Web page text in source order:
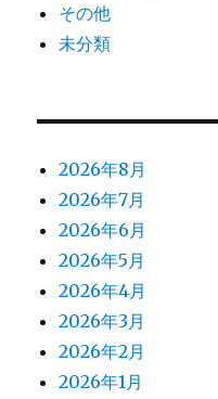
その他
未分類
2026年8月
2026年7月
2026年6月
2026年5月
2026年4月
2026年3月
2026年2月
2026年1月